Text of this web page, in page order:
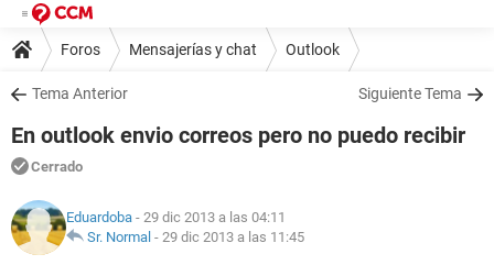
Foros Mensajerías y chat Outlook
Tema Anterior Siguiente Tema
En outlook envio correos pero no puedo recibir
Cerrado
Eduardoba - 29 dic 2013 a las 04:11
Sr. Normal - 29 dic 2013 a las 11:45